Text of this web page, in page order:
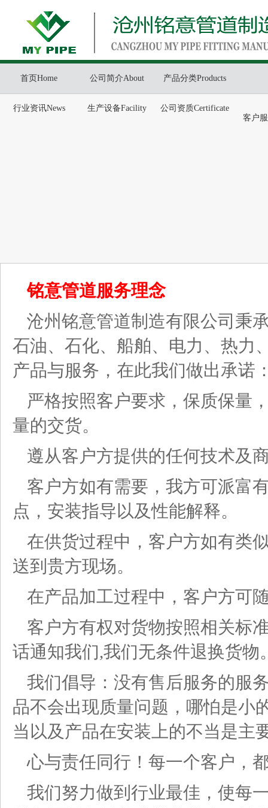
首页Home 公司简介About 产品分类Products
行业资讯News 生产设备Facility
公司资质Certificate
客户
铭意管道服务理念
沧州铭意管道制造有限公司秉
石油、石化、船舶、电力、热力
产品与服务，在此我们做出承诺
严格按照客户要求，保质保量
量的交货。
遵从客户方提供的任何技术及
客户方如有需要，我方可派富
点，安装指导以及性能解释。
在供货过程中，客户方如有类
送到贵方现场。
在产品加工过程中，客户方可
客户方有权对货物按照相关标
话通知我们,我们无条件退换货物
我们倡导：没有售后服务的服
品不会出现质量问题，哪怕是小
当以及产品在安装上的不当是主
心与责任同行！每一个客户，
我们努力做到行业最佳，使每